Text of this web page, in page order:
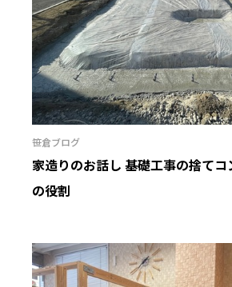
笹倉ブログ
家造りのお話し 基礎工事の捨てコ
の役割